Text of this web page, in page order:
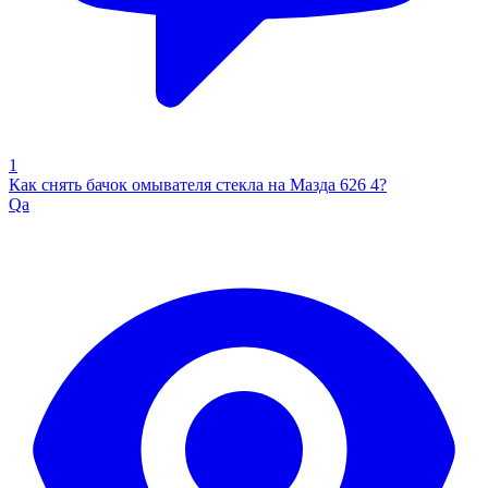
1
Как снять бачок омывателя стекла на Мазда 626 4?
Qa